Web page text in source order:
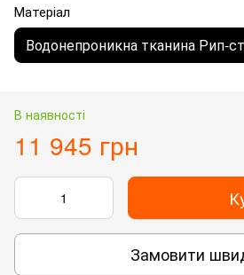
Матеріал
Водонепроникна тканина Рип-
В наявності
11 945 грн
Замовити